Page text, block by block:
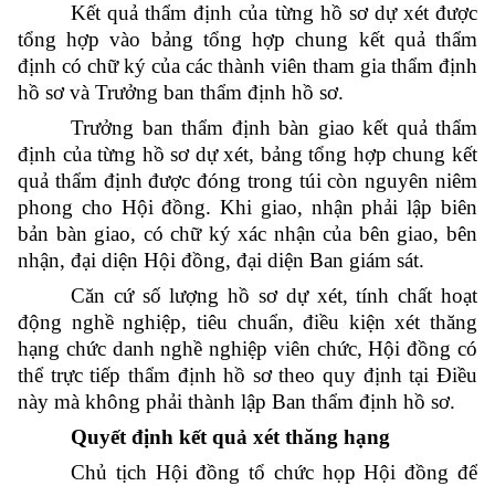
Kết quả thẩm định của từng hồ sơ dự xét được
tổng hợp vào bảng tổng hợp chung kết quả thẩm
định có chữ ký của các thành viên tham gia thẩm định
hồ sơ và Trưởng ban thẩm định hồ sơ.
Trưởng ban thẩm định bàn giao kết quả thẩm
định của từng hồ sơ dự xét, bảng tổng hợp chung kết
quả thẩm định được đóng trong túi còn nguyên niêm
phong cho Hội đồng. Khi giao, nhận phải lập biên
bản bàn giao, có chữ ký xác nhận của bên giao, bên
nhận, đại diện Hội đồng, đại diện Ban giám sát.
Căn cứ số lượng hồ sơ dự xét, tính chất hoạt
động nghề nghiệp, tiêu chuẩn, điều kiện xét thăng
hạng chức danh nghề nghiệp viên chức, Hội đồng có
thể trực tiếp thẩm định hồ sơ theo quy định tại Điều
này mà không phải thành lập Ban thẩm định hồ sơ.
Quyết định kết quả xét thăng hạng
Chủ tịch Hội đồng tổ chức họp Hội đồng để